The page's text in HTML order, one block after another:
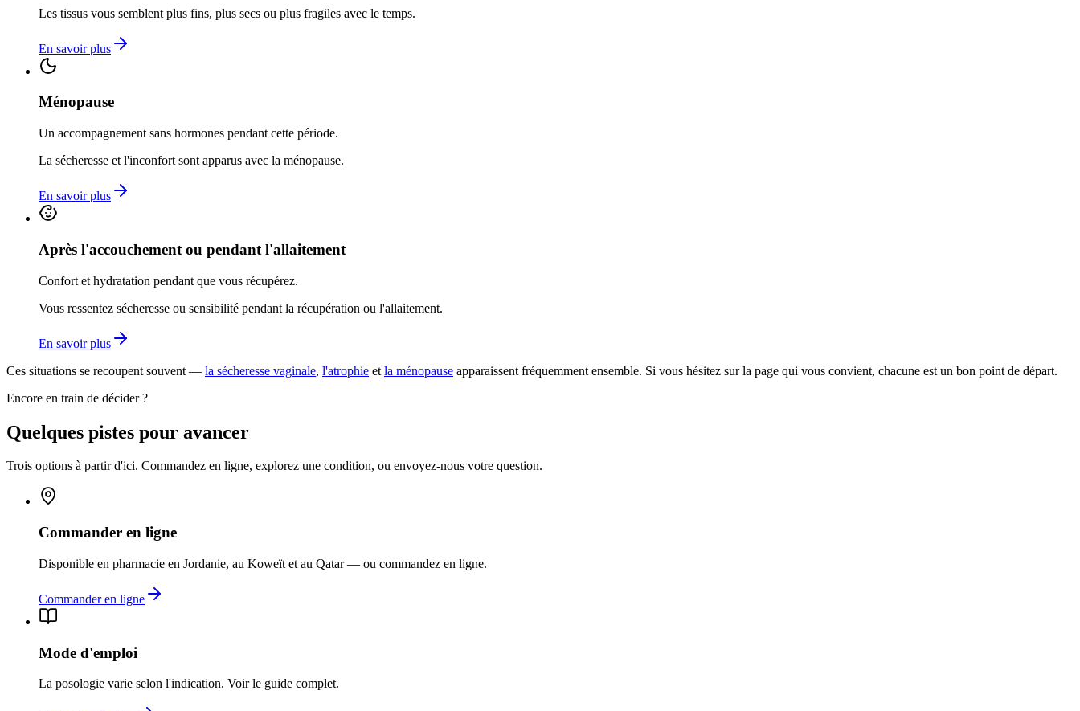
Les tissus vous semblent plus fins, plus secs ou plus fragiles avec le temps.
En savoir plus
Ménopause
Un accompagnement sans hormones pendant cette période.
La sécheresse et l'inconfort sont apparus avec la ménopause.
En savoir plus
Après l'accouchement ou pendant l'allaitement
Confort et hydratation pendant que vous récupérez.
Vous ressentez sécheresse ou sensibilité pendant la récupération ou l'allaitement.
En savoir plus
Ces situations se recoupent souvent — la sécheresse vaginale, l'atrophie et la ménopause apparaissent fréquemment ensemble. Si vous hésitez sur la page qui vous convient, chacune est un bon point de départ.
Encore en train de décider ?
Quelques pistes pour avancer
Trois options à partir d'ici. Commandez en ligne, explorez une condition, ou envoyez-nous votre question.
Commander en ligne
Disponible en pharmacie en Jordanie, au Koweït et au Qatar — ou commandez en ligne.
Commander en ligne
Mode d'emploi
La posologie varie selon l'indication. Voir le guide complet.